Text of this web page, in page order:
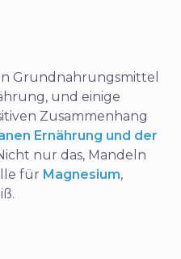
Grundnahrungsmittel
und einige
Zusammenhang
Ernährung und der
nur das, Mandeln
für Magnesium,